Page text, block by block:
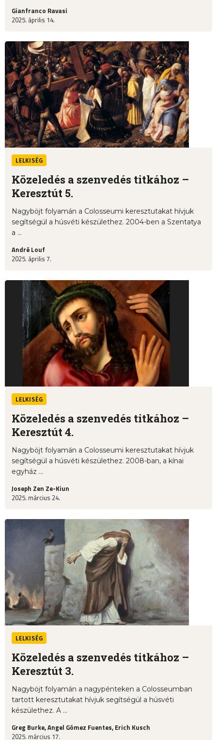
Gianfranco Ravasi
2025. április 14.
LELKISÉG
Közeledés a szenvedés titkához –
Keresztút 5.
Nagyböjt folyamán a Colosseumi keresztutakat hívjuk
segítségül a húsvéti készülethez. 2004-ben a Szentatya
a ...
André Louf
2025. április 7.
LELKISÉG
Közeledés a szenvedés titkához –
Keresztút 4.
Nagyböjt folyamán a Colosseumi keresztutakat hívjuk
segítségül a húsvéti készülethez. 2008-ban, a kínai
egyház ...
Joseph Zen Ze-Kiun
2025. március 24.
LELKISÉG
Közeledés a szenvedés titkához –
Keresztút 3.
Nagyböjt folyamán a nagypénteken a Colosseumban
tartott keresztutakat hívjuk segítségül a húsvéti
készülethez. A ...
Greg Burke, Angel Gómez Fuentes, Erich Kusch
2025. március 17.